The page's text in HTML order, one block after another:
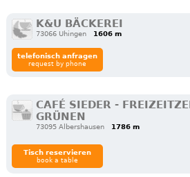
K&U BÄCKEREI
73066 Uhingen 1606 m
telefonisch anfragen
request by phone
CAFÉ SIEDER -
GRÜNEN
73095 Albershausen
1786 m
Tisch reservieren
book a table